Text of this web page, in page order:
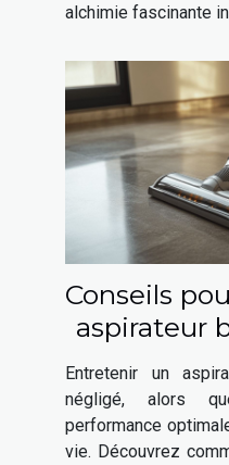
alchimie fascinante
Conseils
aspirateur
Entretenir un
négligé, alors
performance
vie. Découvrez